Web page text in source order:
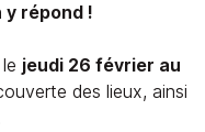
répond !
jeudi 26 février au
des lieux, ainsi